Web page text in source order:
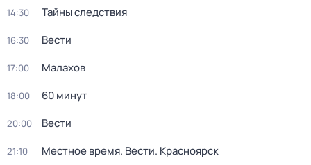
14:30 Тайны следствия
16:30 Вести
17:00 Малахов
18:00 60 минут
20:00 Вести
21:10 Местное время. Вести. Красноярск